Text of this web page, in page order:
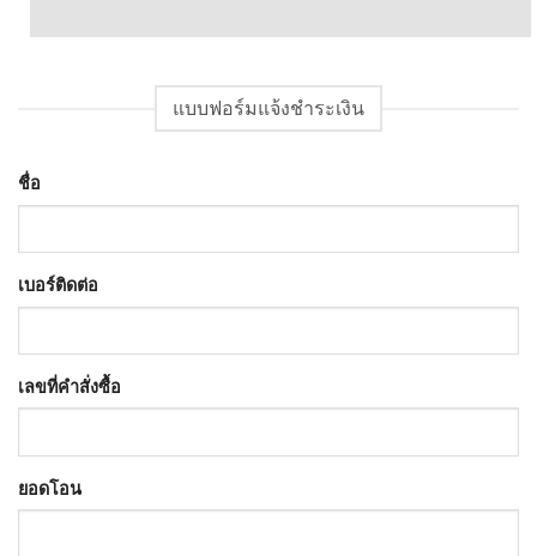
แบบฟอร์มแจ้งชำระเงิน
ชื่อ
เบอร์ติดต่อ
เลขที่คำสั่งซื้อ
ยอดโอน